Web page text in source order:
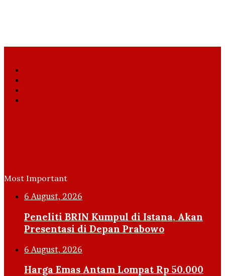
Most Important
6 August, 2026
Peneliti BRIN Kumpul di Istana, Akan
Presentasi di Depan Prabowo
6 August, 2026
Harga Emas Antam Lompat Rp 50.000